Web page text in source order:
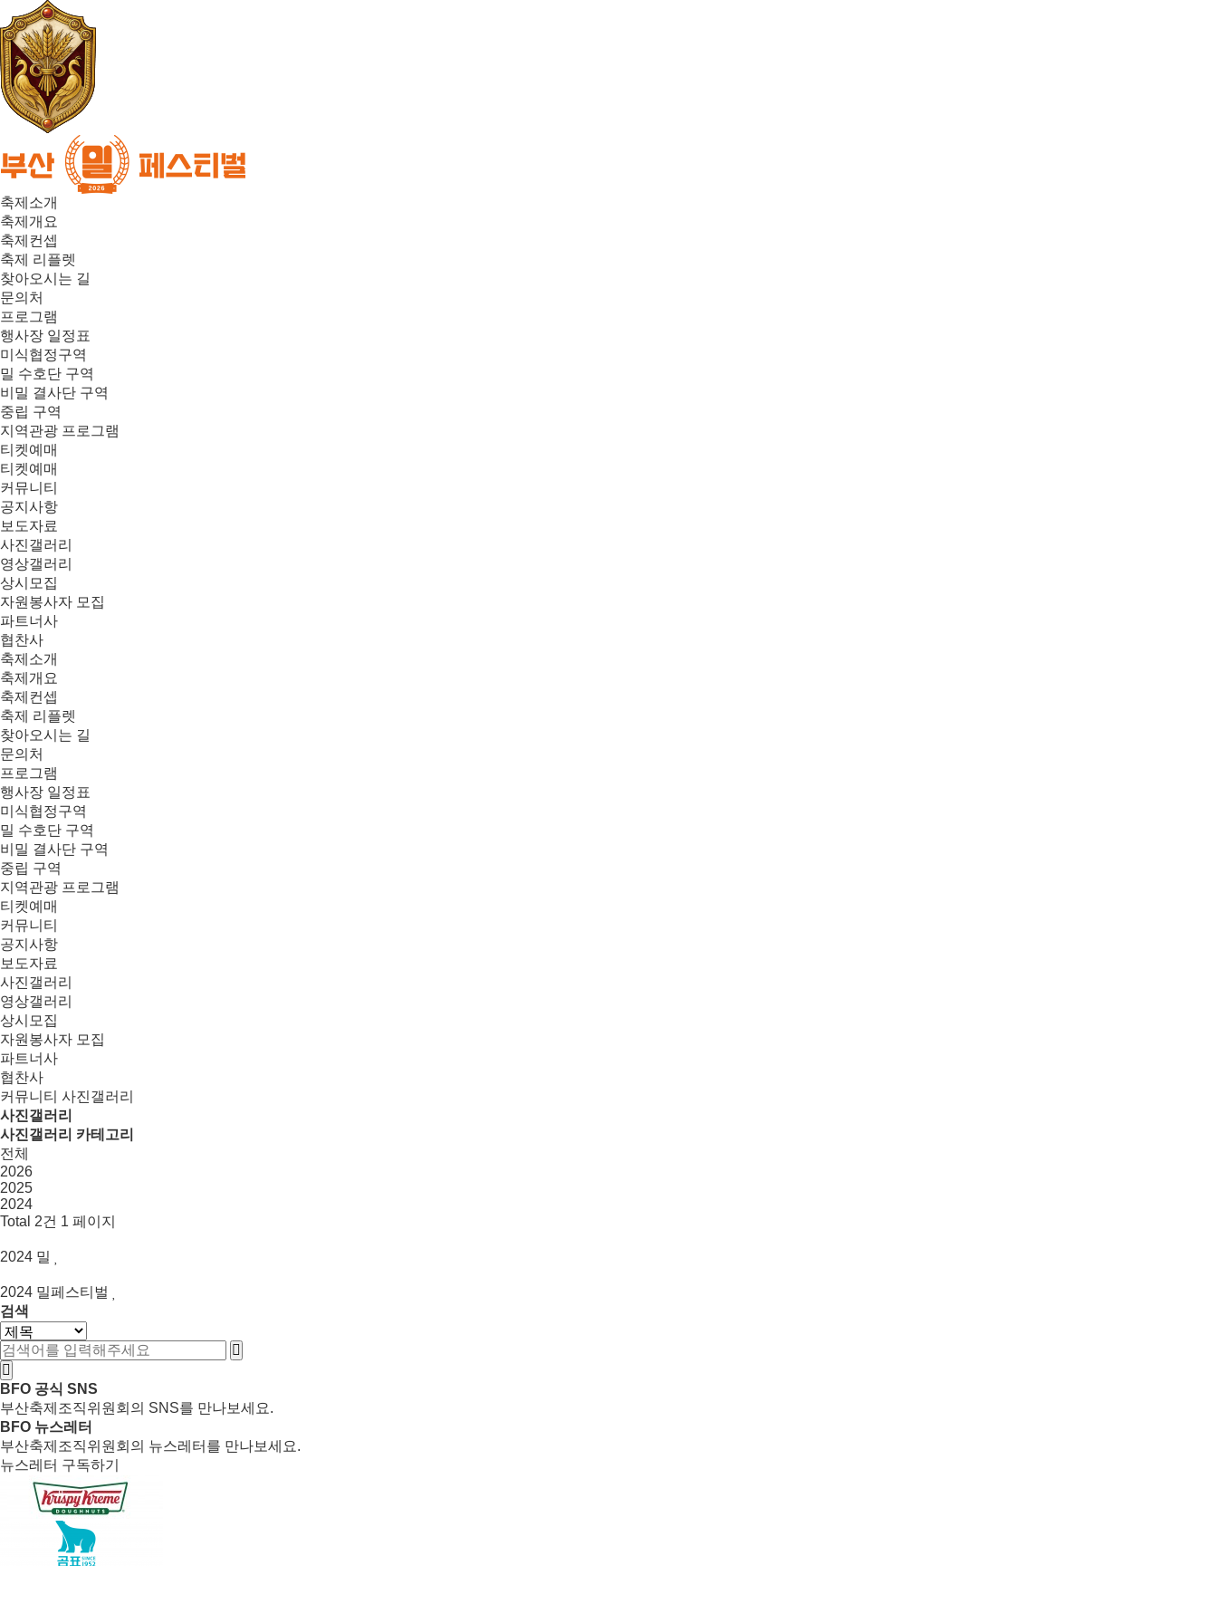
축제소개
축제개요
축제컨셉
축제 리플렛
찾아오시는 길
문의처
프로그램
행사장 일정표
미식협정구역
밀 수호단 구역
비밀 결사단 구역
중립 구역
지역관광 프로그램
티켓예매
티켓예매
커뮤니티
공지사항
보도자료
사진갤러리
영상갤러리
상시모집
자원봉사자 모집
파트너사
협찬사
축제소개
축제개요
축제컨셉
축제 리플렛
찾아오시는 길
문의처
프로그램
행사장 일정표
미식협정구역
밀 수호단 구역
비밀 결사단 구역
중립 구역
지역관광 프로그램
티켓예매
커뮤니티
공지사항
보도자료
사진갤러리
영상갤러리
상시모집
자원봉사자 모집
파트너사
협찬사
커뮤니티 사진갤러리
사진갤러리
사진갤러리 카테고리
전체
2026
2025
2024
Total 2건 1 페이지
2024 밀
2024 밀페스티벌
검색
BFO 공식 SNS
부산축제조직위원회의 SNS를 만나보세요.
BFO 뉴스레터
부산축제조직위원회의 뉴스레터를 만나보세요.
뉴스레터 구독하기